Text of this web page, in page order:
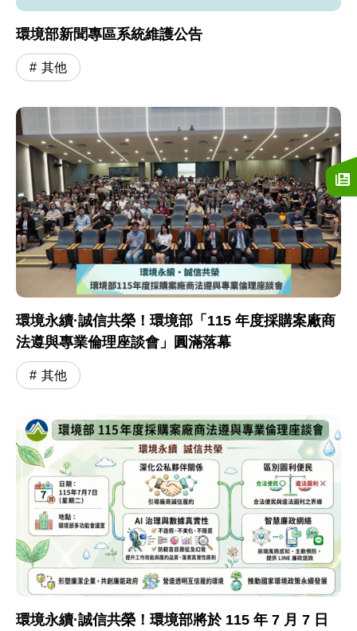
環境部新聞專區系統維護公告
其他
環境永續·誠信共榮！環境部「115 年度採購案廠商
法遵與專業倫理座談會」圓滿落幕
其他
環境永續·誠信共榮！環境部將於 115 年 7 月 7 日